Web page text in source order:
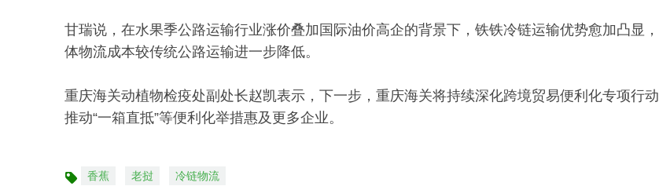
甘瑞说，在水果季公路运输行业涨价叠加国际油价高企的背景下，铁铁冷链运输优势愈加凸显
体物流成本较传统公路运输进一步降低。
重庆海关动植物检疫处副处长赵凯表示，下一步，重庆海关将持续深化跨境贸易便利化专项行动
推动“一箱直抵”等便利化举措惠及更多企业。
标 香蕉 老挝 冷链物流